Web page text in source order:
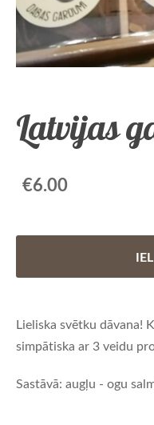
Latvijas
€6.00
Lieliska svētku dāvana!
simpātiska ar 3 veidu
Sastāvā: augļu - ogu